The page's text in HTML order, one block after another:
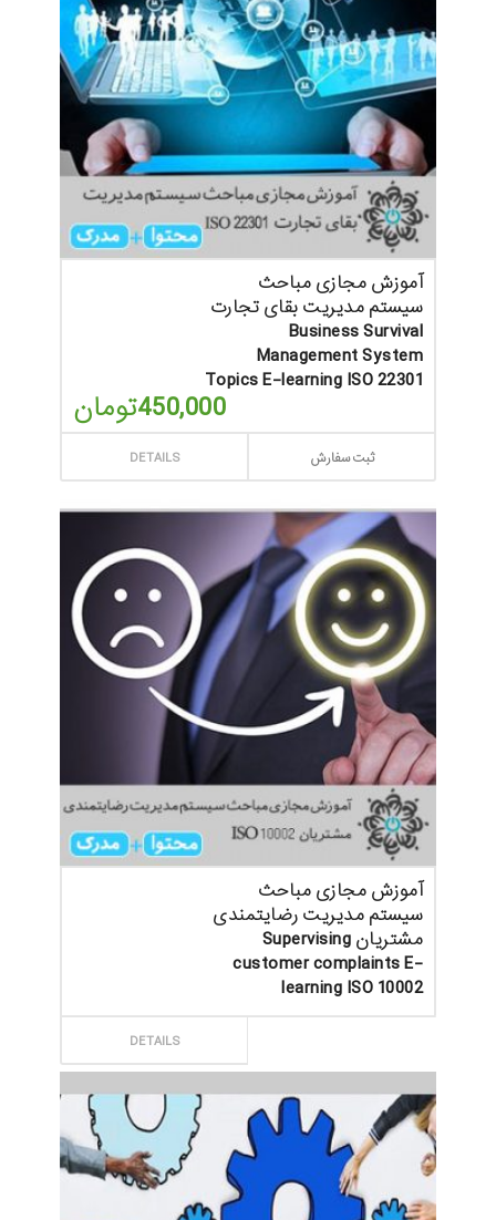
آموزش مجازی مباحث
سیستم مدیریت بقای تجارت
Business Survival
Management System
Topics E-learning ISO 22301
450,000تومان
DETAILS ثبت سفارش
آموزش مجازی مباحث
سیستم مدیریت رضایتمندی
مشتریان Supervising
customer complaints E-
learning ISO 10002
DETAILS